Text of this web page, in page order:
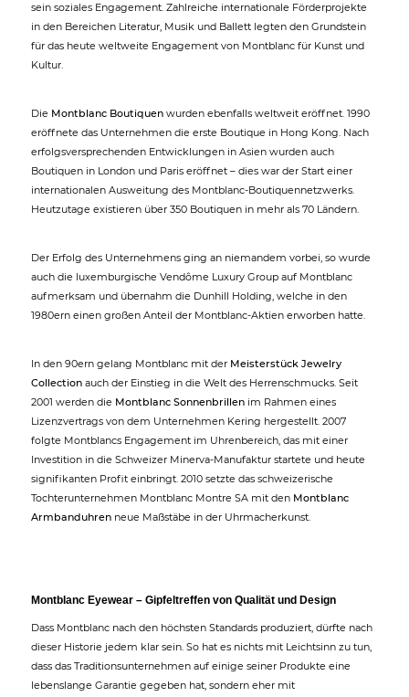
sein soziales Engagement. Zahlreiche internationale Förderprojekte
in den Bereichen Literatur, Musik und Ballett legten den Grundstein
für das heute weltweite Engagement von Montblanc für Kunst und
Kultur.
Die Montblanc Boutiquen wurden ebenfalls weltweit eröffnet. 1990
eröffnete das Unternehmen die erste Boutique in Hong Kong. Nach
erfolgsversprechenden Entwicklungen in Asien wurden auch
Boutiquen in London und Paris eröffnet – dies war der Start einer
internationalen Ausweitung des Montblanc-Boutiquennetzwerks.
Heutzutage existieren über 350 Boutiquen in mehr als 70 Ländern.
Der Erfolg des Unternehmens ging an niemandem vorbei, so wurde
auch die luxemburgische Vendôme Luxury Group auf Montblanc
aufmerksam und übernahm die Dunhill Holding, welche in den
1980ern einen großen Anteil der Montblanc-Aktien erworben hatte.
In den 90ern gelang Montblanc mit der Meisterstück Jewelry
Collection auch der Einstieg in die Welt des Herrenschmucks. Seit
2001 werden die Montblanc Sonnenbrillen im Rahmen eines
Lizenzvertrags von dem Unternehmen Kering hergestellt. 2007
folgte Montblancs Engagement im Uhrenbereich, das mit einer
Investition in die Schweizer Minerva-Manufaktur startete und heute
signifikanten Profit einbringt. 2010 setzte das schweizerische
Tochterunternehmen Montblanc Montre SA mit den Montblanc
Armbanduhren neue Maßstäbe in der Uhrmacherkunst.
Montblanc Eyewear – Gipfeltreffen von Qualität und Design
Dass Montblanc nach den höchsten Standards produziert, dürfte nach
dieser Historie jedem klar sein. So hat es nichts mit Leichtsinn zu tun,
dass das Traditionsunternehmen auf einige seiner Produkte eine
lebenslange Garantie gegeben hat, sondern eher mit